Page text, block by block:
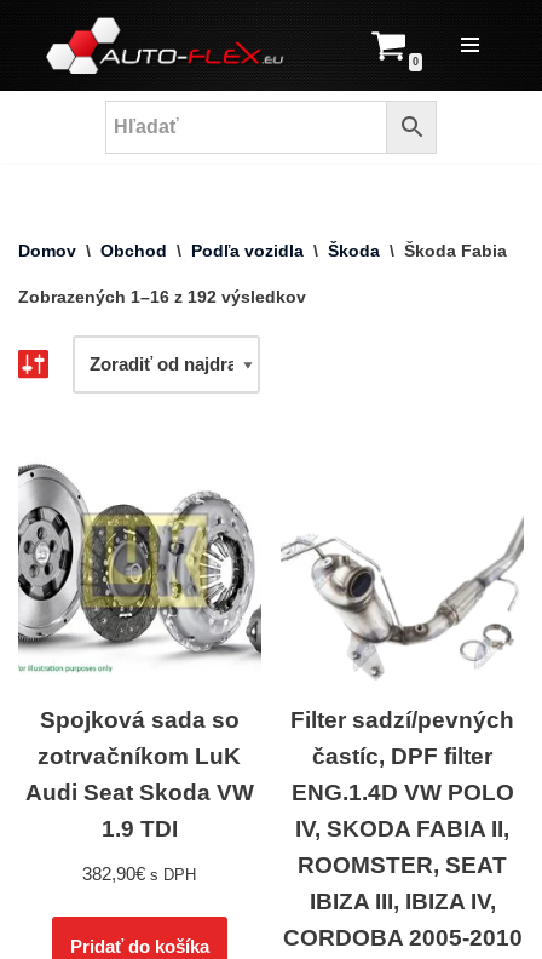
Prejsť
na
0
Domov \ Obchod \ Podľa vozidla \ Škoda \ Škoda Fabia
Zobrazených 1–16 z 192 výsledkov
Spojková sada so
zotrvačníkom LuK
Audi Seat Skoda VW
1.9 TDI
382,90€ s DPH
Pridať do košíka
Filter sadzí/pevných
častíc, DPF filter
ENG.1.4D VW POLO
IV, SKODA FABIA II,
ROOMSTER, SEAT
IBIZA III, IBIZA IV,
CORDOBA 2005-2010